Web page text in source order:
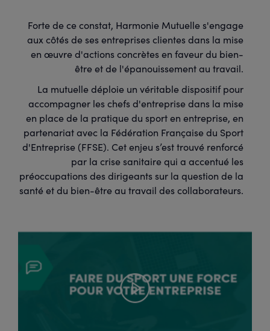
Forte de ce constat, Harmonie Mutuelle s'engage
aux côtés de ses entreprises clientes dans la mise
en œuvre d'actions concrètes en faveur du bien-
être et de l'épanouissement au travail.
La mutuelle déploie un véritable dispositif pour
accompagner les chefs d'entreprise dans la mise
en place de la pratique du sport en entreprise, en
partenariat avec la Fédération Française du Sport
d'Entreprise (FFSE). Cet enjeu s’est trouvé renforcé
par la crise sanitaire qui a accentué les
préoccupations des dirigeants sur la question de la
santé et du bien-être au travail des collaborateurs.